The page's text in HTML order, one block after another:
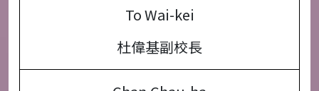
To Wai-kei
杜偉基副校長